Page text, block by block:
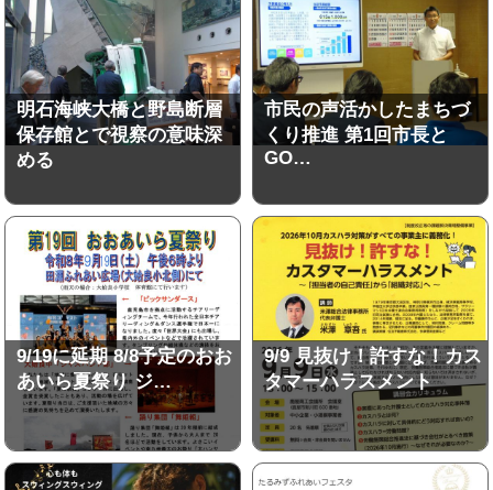
明石海峡大橋と野島断層
保存館とで視察の意味深
める
市民の声活かしたまちづ
くり推進 第1回市長と
GO…
9/19に延期 8/8予定のおお
あいら夏祭り ジ…
9/9 見抜け！許すな！カス
タマーハラスメント